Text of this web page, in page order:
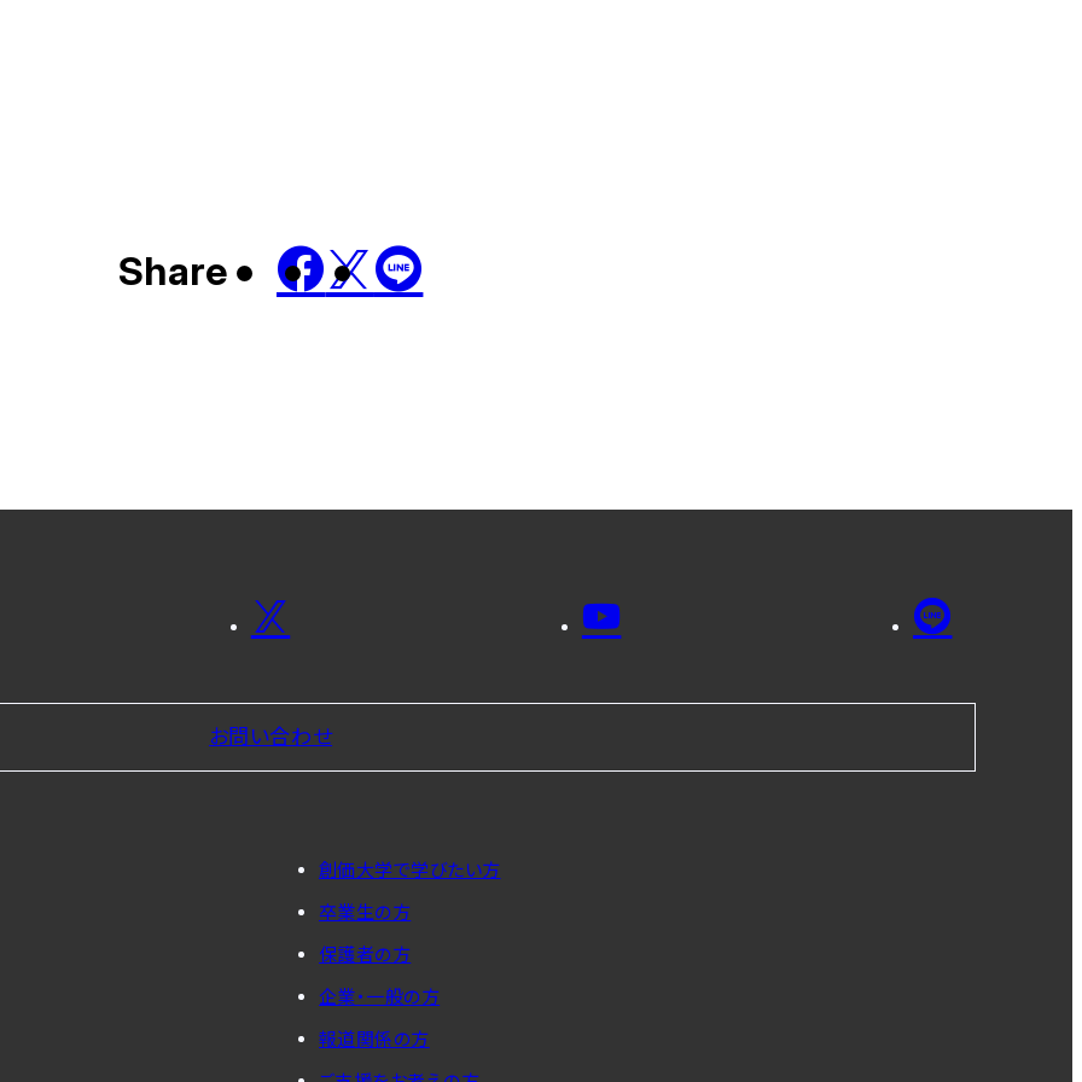
Share
お問い合わせ
創価大学で学びたい方
卒業生の方
保護者の方
企業・一般の方
報道関係の方